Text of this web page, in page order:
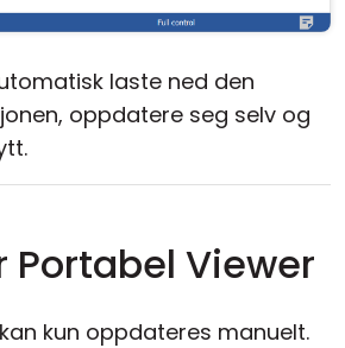
laste ned den
oppdatere seg selv og
Portabel Viewer
kun oppdateres manuelt.